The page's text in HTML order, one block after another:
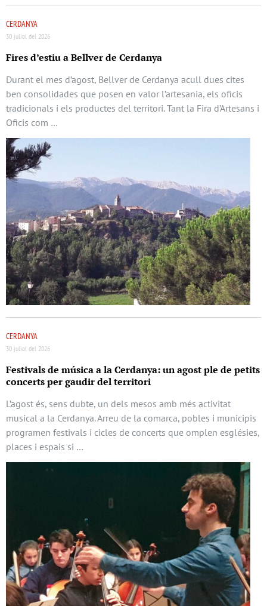
CERDANYA
30 juliol del 2026
Fires d’estiu a Bellver de Cerdanya
Durant el mes d’agost, Bellver de Cerdanya acull dues cites
ben consolidades que posen en valor l’artesania, els oficis
tradicionals i els productes del territori. Tant la Fira d’Artesans i
Oficis com …
CERDANYA
30 juliol del 2026
Festivals de música a la Cerdanya: un agost ple de petits
concerts per gaudir del territori
L’agost és, sens dubte, un dels mesos amb més activitat
musical a la Cerdanya. Arreu de la comarca, pobles i municipis
programen festivals i cicles de concerts que omplen esglésies,
places i espais si …